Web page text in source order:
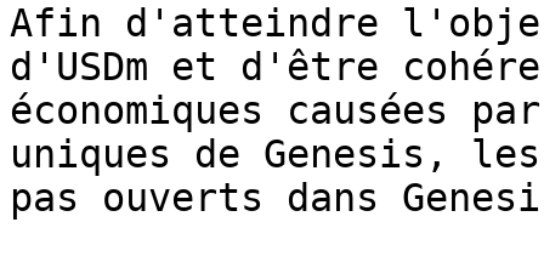
Afin d'atteindre
d'USDm et d'être
économiques causées
uniques de Genesis,
pas ouverts dans